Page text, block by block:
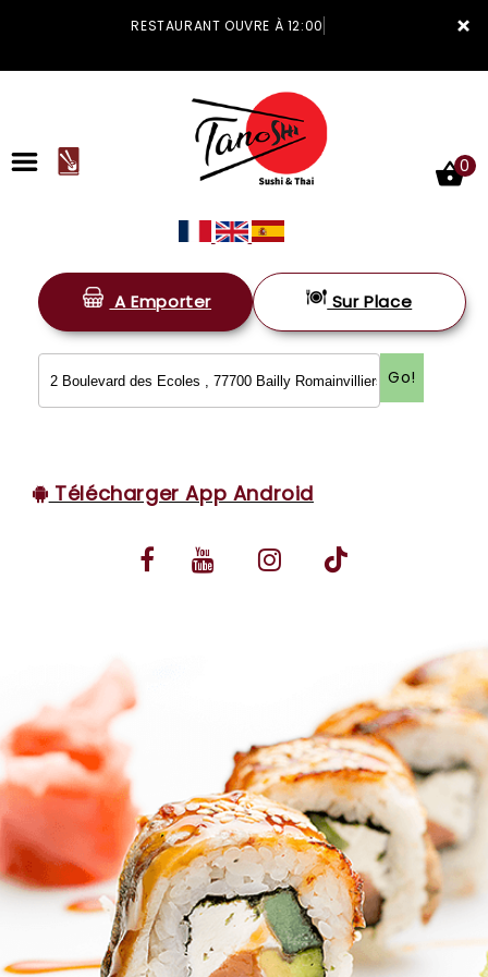
×
RESTAURANT OUVRE À 12:00
ACCUEIL
LA CARTE
VOS AVIS
MENTIONS LÉGALES
0
A Emporter Sur Place
Go!
Télécharger App Android